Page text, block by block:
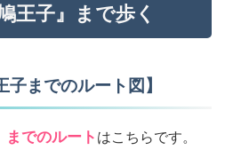
王子』まで歩く
子までのルート図】
でのルート はこちらです。